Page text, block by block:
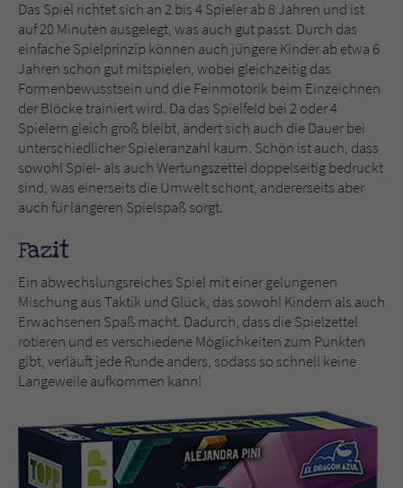
Das Spiel richtet sich an 2 bis 4 Spieler ab 8 Jahren und ist
auf 20 Minuten ausgelegt, was auch gut passt. Durch das
einfache Spielprinzip können auch jüngere Kinder ab etwa 6
Jahren schon gut mitspielen, wobei gleichzeitig das
Formenbewusstsein und die Feinmotorik beim Einzeichnen
der Blöcke trainiert wird. Da das Spielfeld bei 2 oder 4
Spielern gleich groß bleibt, ändert sich auch die Dauer bei
unterschiedlicher Spieleranzahl kaum. Schön ist auch, dass
sowohl Spiel- als auch Wertungszettel doppelseitig bedruckt
sind, was einerseits die Umwelt schont, andererseits aber
auch für längeren Spielspaß sorgt.
Fazit
Ein abwechslungsreiches Spiel mit einer gelungenen
Mischung aus Taktik und Glück, das sowohl Kindern als auch
Erwachsenen Spaß macht. Dadurch, dass die Spielzettel
rotieren und es verschiedene Möglichkeiten zum Punkten
gibt, verläuft jede Runde anders, sodass so schnell keine
Langeweile aufkommen kann!